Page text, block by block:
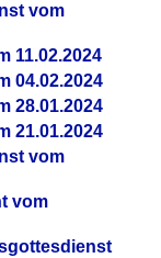
vom
11.02.2024
04.02.2024
28.01.2024
21.01.2024
vom
vom